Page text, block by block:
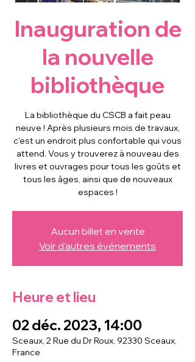
Inauguration de
la nouvelle
bibliothèque
La bibliothèque du CSCB a fait peau
neuve ! Après plusieurs mois de travaux,
c'est un endroit plus confortable qui vous
attend. Vous y trouverez à nouveau des
livres et ouvrages pour tous les goûts et
tous les âges, ainsi que de nouveaux
espaces !
Aucun billet en vente
Voir d'autres événements
Heure et lieu
02 déc. 2023, 14:00
Sceaux, 2 Rue du Dr Roux, 92330 Sceaux,
France